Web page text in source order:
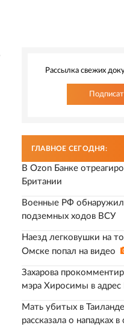
Рассылка свежих
ГЛАВНОЕ СЕГОДНЯ:
В Ozon Банке
Британии
Военные РФ
подземных ходов ВСУ
Наезд легковушки на
Омске попал на видео
Захарова
мэра Хиросимы в адрес
Мать убитых в
рассказала о нападках в